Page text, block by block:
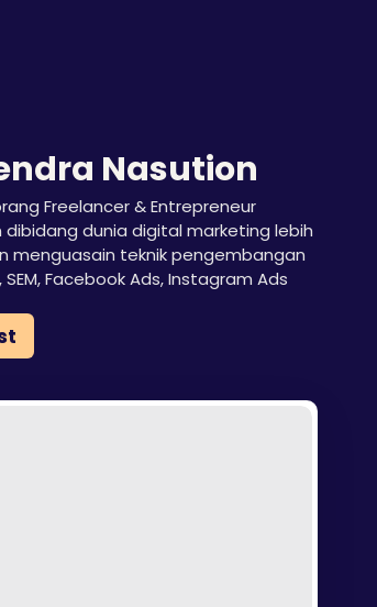
Nasution
Freelancer & Entrepreneur
dunia digital marketing lebih
menguasain teknik pengembangan
SEM, Facebook Ads, Instagram Ads